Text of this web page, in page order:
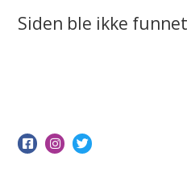
Siden ble ikke